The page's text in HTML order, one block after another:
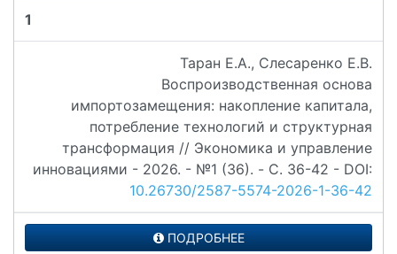
1
Таран Е.А., Слесаренко Е.В.
Воспроизводственная основа
импортозамещения: накопление капитала,
потребление технологий и структурная
трансформация // Экономика и управление
инновациями - 2026. - №1 (36). - C. 36-42 - DOI:
10.26730/2587-5574-2026-1-36-42
ПОДРОБНЕЕ